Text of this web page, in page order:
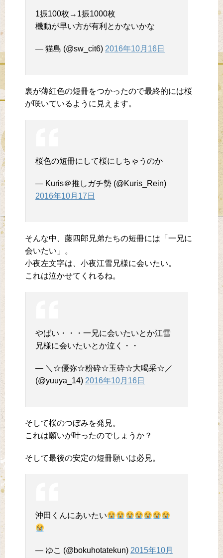
1振100枚→1振1000枚
機動が早い方が有利とかないかな
— 猫島 (@sw_cit6) 2016年10月16日
裏が薄紅色の短冊をつかったので最終的には桜
が咲いているように見えます。
桜色の短冊にして桜にしちゃうのか
— Kuris＠推しガチ勢 (@Kuris_Rein)
2016年10月17日
そんな中、藤四郎兄弟たちの短冊には「一兄に
会いたい」。
小夜左文字は、小夜江雪兄様に会いたい。
これは泣かせてくれるね。
やばい・・・一兄に会いたいとか江雪
兄様に会いたいとか泣く・・
— ＼☆優弥☆粉砕☆玉砕☆大喝采☆／
(@yuuya_14) 2016年10月16日
そして桜のつぼみを発見。
これは願いが叶ったのでしょうか？
そして最後の安定の短冊願いは必見。
沖田くんにあいたい
— ゆこ (@bokuhotatekun) 2015年10月